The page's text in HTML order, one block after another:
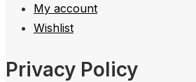
My account
Wishlist
Privacy Policy